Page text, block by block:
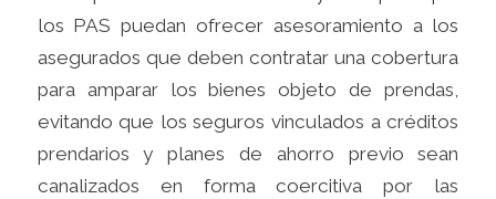
los PAS puedan ofrecer asesoramiento a los
asegurados que deben contratar una cobertura
para amparar los bienes objeto de prendas,
evitando que los seguros vinculados a créditos
prendarios y planes de ahorro previo sean
canalizados en forma coercitiva por las